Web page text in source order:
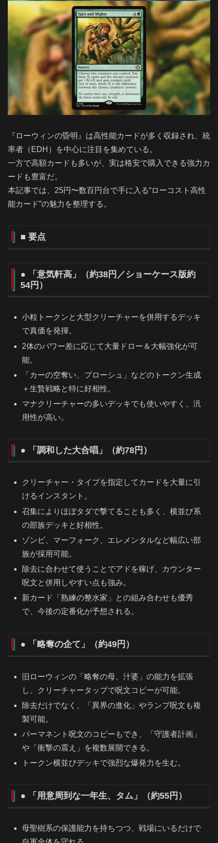
『ローウィンの昏明』は高性能カードが多く収録され、統
率者（EDH）を中心に注目を集めている。
一方で高額カードも多いが、実は格安で購入できる強力カ
ードも豊富だ。
本記事では、25円〜数百円台で手に入る“ローコスト高性
能カード”の魅力を整理する。
■ 要点
● 「意気軒高」（約38円／ショーケース版約
54円）
小粒トークンと大型クリーチャーを併用するデッキ
で真価を発揮。
2体のパワー差に応じて大量ドロー＆大幅強化が可
能。
「カーの空奪い、プローシュ」などのトークン生成
＋生贄戦略と特に好相性。
マナクリーチャーの多いデッキでも使いやすく、汎
用性が高い。
● 「調和した大合唱」（約78円）
クリーチャー・タイプを指定してカードを大量に引
けるインスタント。
召集によりほぼタダで撃てることも多く、横並び系
の部族デッキと好相性。
ゾンビ、マーフォーク、エレメンタルなど幅広い部
族が採用可能。
除去に合わせて使うことでアドを稼げ、カウンター
呪文と併用しやすい点も強み。
新カード「熟練の整水家」との組み合わせも優秀
で、今後の定番化が予想される。
● 「略奪の企て」（約49円）
旧ローウィンの「略奪の母、汁婆」の能力を拡張
し、クリーチャータップで呪文コピーが可能。
除去だけでなく、「異界の進化」やランプ呪文も複
製可能。
パーマネント呪文のコピーもでき、「守護者計画」
や「衝撃の震え」を複数展開できる。
トークン横並びデッキで強烈な爆発力を生む。
● 「用意周到な一年生、タム」（約55円）
母聖樹系の保護能力を持ちつつ、戦場にいるだけで